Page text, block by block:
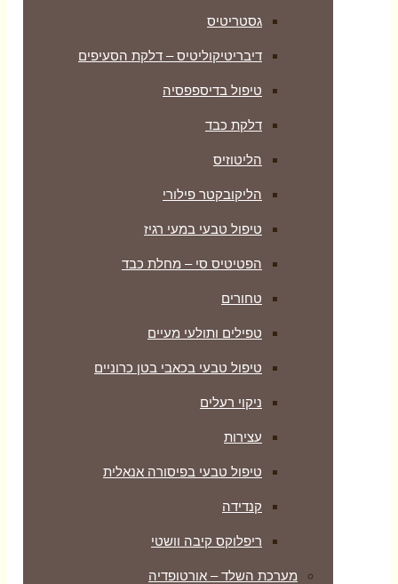
גסטריטיס
דיבריטיקוליטיס – דלקת הסעיפים
טיפול בדיספפסיה
דלקת כבד
הליטוזיס
הליקובקטר פילורי
טיפול טבעי במעי רגיז
הפטיטיס סי – מחלת כבד
טחורים
טפילים ותולעי מעיים
טיפול טבעי בכאבי בטן כרוניים
ניקוי רעלים
עצירות
טיפול טבעי בפיסורה אנאלית
קנדידה
ריפלוקס קיבה וושטי
מערכת השלד – אורטופדיה